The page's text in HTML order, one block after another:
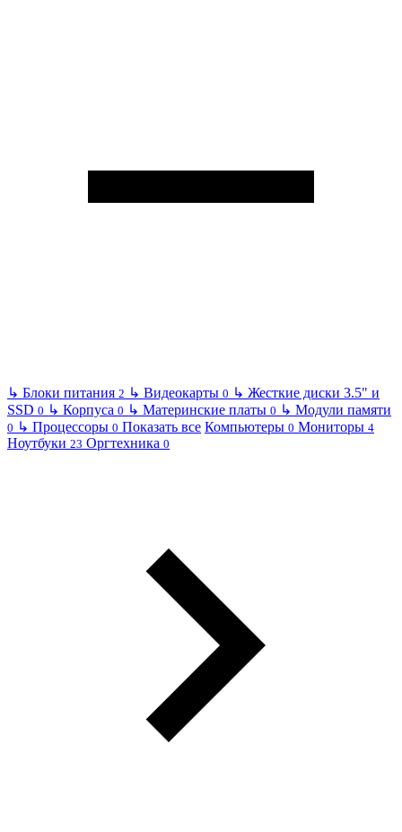
↳ Блоки питания 2 ↳ Видеокарты 0 ↳ Жесткие диски 3.5" и
SSD 0 ↳ Корпуса 0 ↳ Материнские платы 0 ↳ Модули памяти
0 ↳ Процессоры 0 Показать все Компьютеры 0 Мониторы 4
Ноутбуки 23 Оргтехника 0